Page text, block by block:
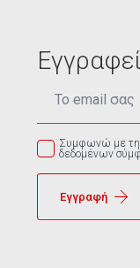
Συμφωνώ με
δεδομένων
Εγγραφή